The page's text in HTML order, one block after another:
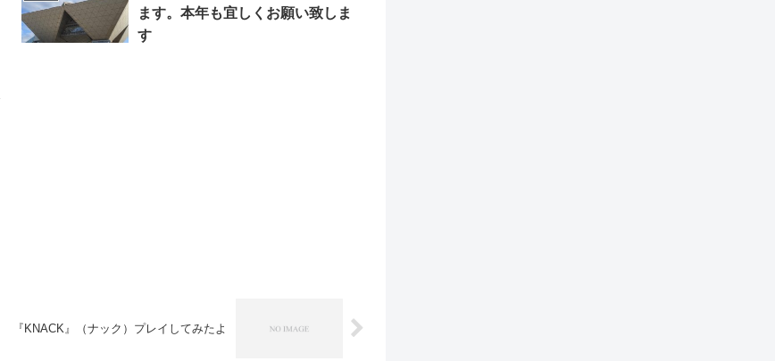
ます。本年も宜しくお願い致しま
す
『KNACK』（ナック）プレイしてみたよ